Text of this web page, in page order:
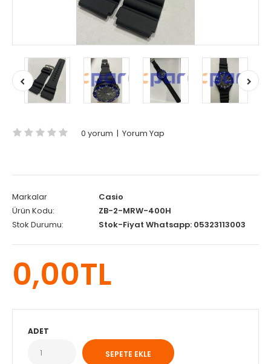
0 yorum | Yorum Yap
Markalar
Casio
Ürün Kodu:
ZB-2-MRW-400H
Stok Durumu:
Stok-Fiyat Whatsapp: 05323113003
0,00TL
ADET